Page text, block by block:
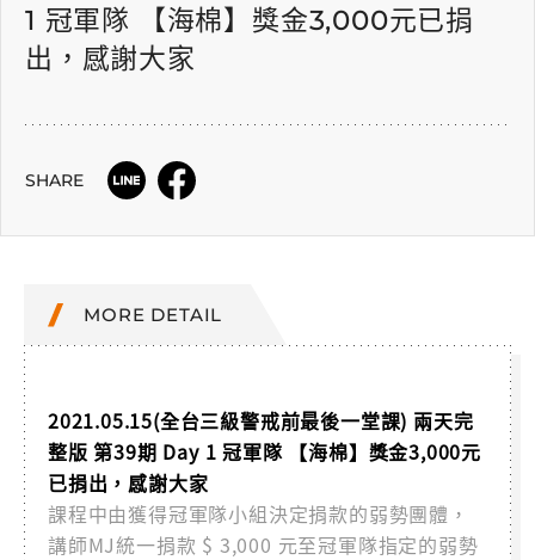
1 冠軍隊 【海棉】獎金3,000元已捐
出，感謝大家
SHARE
MORE DETAIL
2021.05.15(全台三級警戒前最後一堂課) 兩天完
整版 第39期 Day 1 冠軍隊 【海棉】獎金3,000元
已捐出，感謝大家
課程中由獲得冠軍隊小組決定捐款的弱勢團體，
講師MJ統一捐款 $ 3,000 元至冠軍隊指定的弱勢